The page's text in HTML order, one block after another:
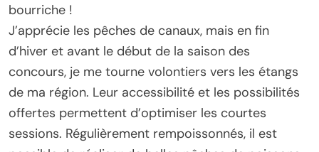
bourriche !
J’apprécie les pêches de canaux, mais en fin
d’hiver et avant le début de la saison des
concours, je me tourne volontiers vers les étangs
de ma région. Leur accessibilité et les possibilités
offertes permettent d’optimiser les courtes
sessions. Régulièrement rempoissonnés, il est